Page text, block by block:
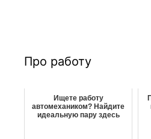
Про работу
Ищете работу
автомехаником? Найдите
идеальную пару здесь